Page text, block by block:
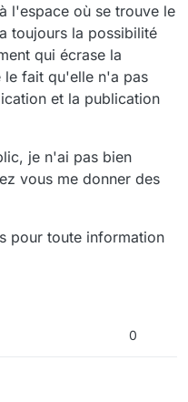
faire apparaître un
à la personne que la
car, elle n'avait pas
espace Public où nous
des publications. Nous
ayant les droits de
mise à jour de
créer des confusions.
l'espace où se trouve le
toujours la possibilité
qui écrase la
le fait qu'elle n'a pas
et la publication
je n'ai pas bien
vous me donner des
pour toute information
0